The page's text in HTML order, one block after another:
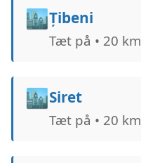
🏙️Țibeni
Tæt på • 20 km
🏙️Siret
Tæt på • 20 km